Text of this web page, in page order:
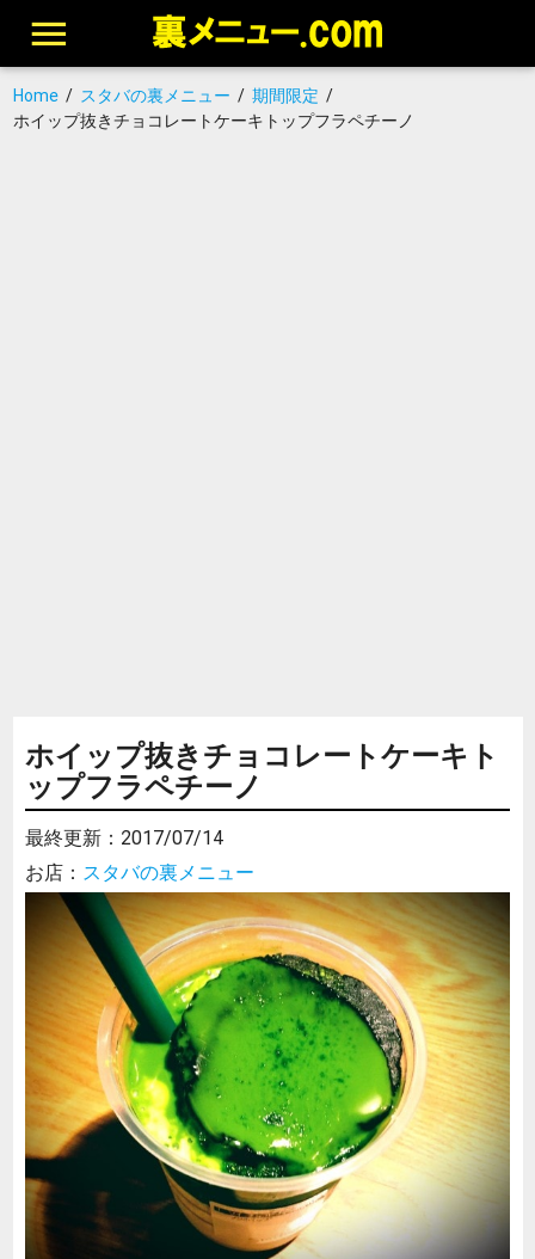
Home/ スタバの裏メニュー / 期間限定 /
ホイップ抜きチョコレートケーキトップフラペチーノ
ホイップ抜きチョコレートケーキト
ップフラペチーノ
最終更新： 2017/07/14
お店： スタバの裏メニュー